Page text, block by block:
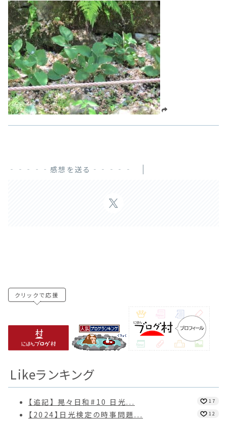
‐‐‐‐‐感想を送る‐‐‐‐‐
クリックで応援
Likeランキング
【追記】 晃々日和#10 日光... 17
【2024】日光検定の時事問題... 12